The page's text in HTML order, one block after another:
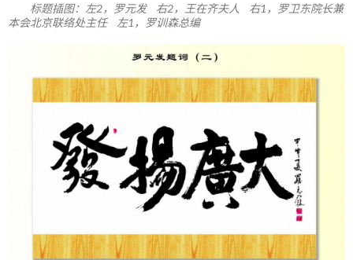
标题插图：左2，罗元发 右2，王在齐夫人 右1，罗卫东院长兼
本会北京联络处主任 左1，罗训森总编